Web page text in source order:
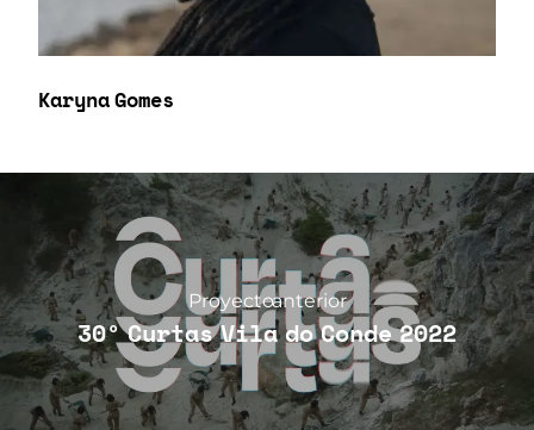
Karyna Gomes
Proyecto anterior
30º Curtas Vila do Conde 2022